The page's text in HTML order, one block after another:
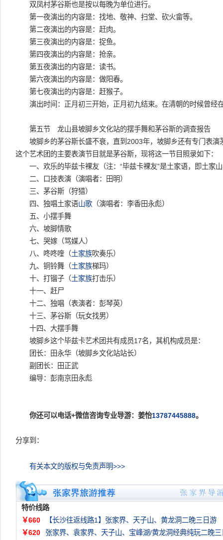
双凤村茅谷斯也是按以每晚为单位进行。
第一夜演出的内容是：找地、敬神、扫堂、砍火畲等。
第二夜演出的内容是：赶肉。
第三夜演出的内容是：捉鱼。
第四夜演出的内容是：抢亲。
第五夜演出的内容是：读书。
第六夜演出的内容是：做阳春。
第七夜演出的内容是：赶猴子。
演出时间：正月初三开始，正月初九结束。在清朝的时候曾经
第五节 龙山县坡脚乡文化站的摆手舞和茅谷斯的调查报告
坡脚乡的茅谷斯长盛不衰，直到2003年，坡脚乡还有专门表演
这个艺术团的主要表演节目就是茅谷斯，现将这一节目照录如下：
一、欢乐的毕兹卡裸友（注：“毕兹卡裸友”是土家语，即土家
二、口技表演（演唱者：田明）
三、茅谷斯（狩猎）
四、独唱土家语山歌 （演唱者：李香田永彪）
五、小摆手舞
六、坡脚情歌
七、哭嫁（骂媒人）
八、咚咚喹（土家族吹奏乐）
九、铜铃舞（土家族梯玛）
十、打镏子（土家族打击乐）
十一、赶尸
十二、独唱（表演者：彭琴英）
十三、茅谷斯（玩女找男）
十四、大摆手舞
坡脚乡这个毕兹卡艺术团共有成员17名，其机构成员是：
团长：田永华（坡脚乡文化站站长）
副团长：田正武
编导：彭南京田永彪
你还可以电话+微信咨询专业导游：姜怡13787445888。
分享到：
有关本文的版权与免责声明>>>
特价线路
￥660
【长沙往返线路1】张家界、天子山、黄龙洞二晚三日游
￥620
张家界、袁家界、天子山、宝峰湖/黄龙洞经典纯玩二晚三